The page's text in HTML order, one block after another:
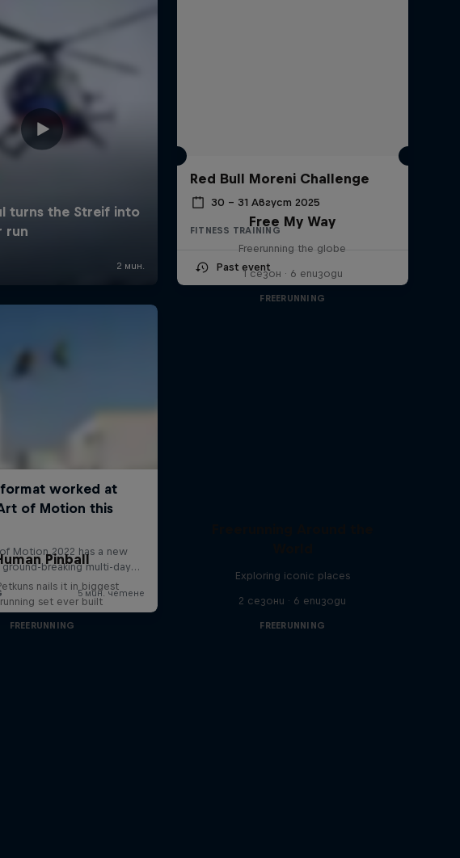
Red Bull Moreni Challenge
30 – 31 Август 2025
FITNESS TRAINING
Past event
Free My Way
Freerunning the globe
1 сезон · 6 епизоди
FREERUNNING
Pinball
nails it in biggest
set ever built
FREERUNNING
Exploring iconic places
2 сезони · 6 епизоди
FREERUNNING